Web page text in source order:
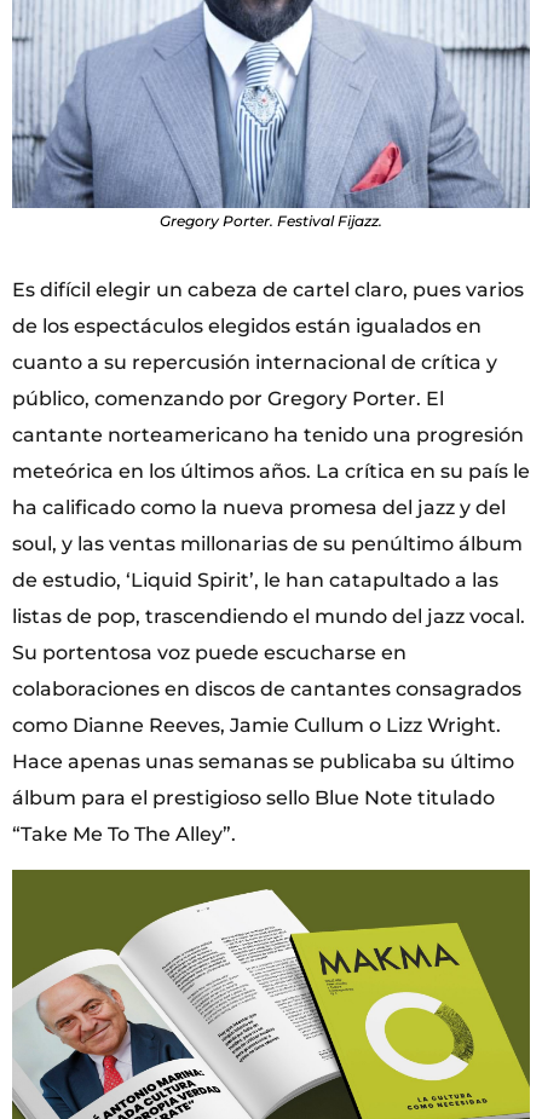
Gregory Porter. Festival Fijazz.
Es difícil elegir un cabeza de cartel claro, pues varios
de los espectáculos elegidos están igualados en
cuanto a su repercusión internacional de crítica y
público, comenzando por Gregory Porter. El
cantante norteamericano ha tenido una progresión
meteórica en los últimos años. La crítica en su país le
ha calificado como la nueva promesa del jazz y del
soul, y las ventas millonarias de su penúltimo álbum
de estudio, ‘Liquid Spirit’, le han catapultado a las
listas de pop, trascendiendo el mundo del jazz vocal.
Su portentosa voz puede escucharse en
colaboraciones en discos de cantantes consagrados
como Dianne Reeves, Jamie Cullum o Lizz Wright.
Hace apenas unas semanas se publicaba su último
álbum para el prestigioso sello Blue Note titulado
“Take Me To The Alley”.